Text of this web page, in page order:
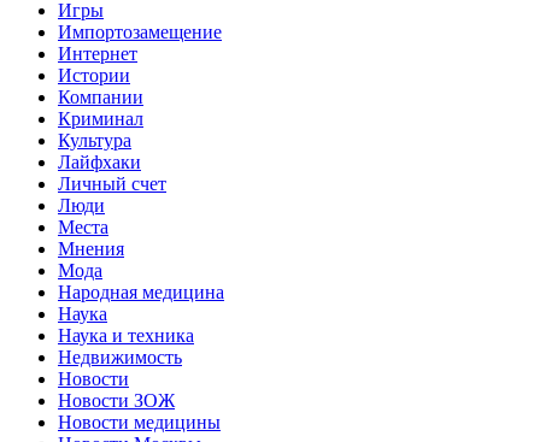
Игры
Импортозамещение
Интернет
Истории
Компании
Криминал
Культура
Лайфхаки
Личный счет
Люди
Места
Мнения
Мода
Народная медицина
Наука
Наука и техника
Недвижимость
Новости
Новости ЗОЖ
Новости медицины